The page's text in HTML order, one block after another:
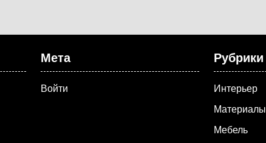
Мета
Войти
Рубрики
Интерьер
Материалы
Мебель